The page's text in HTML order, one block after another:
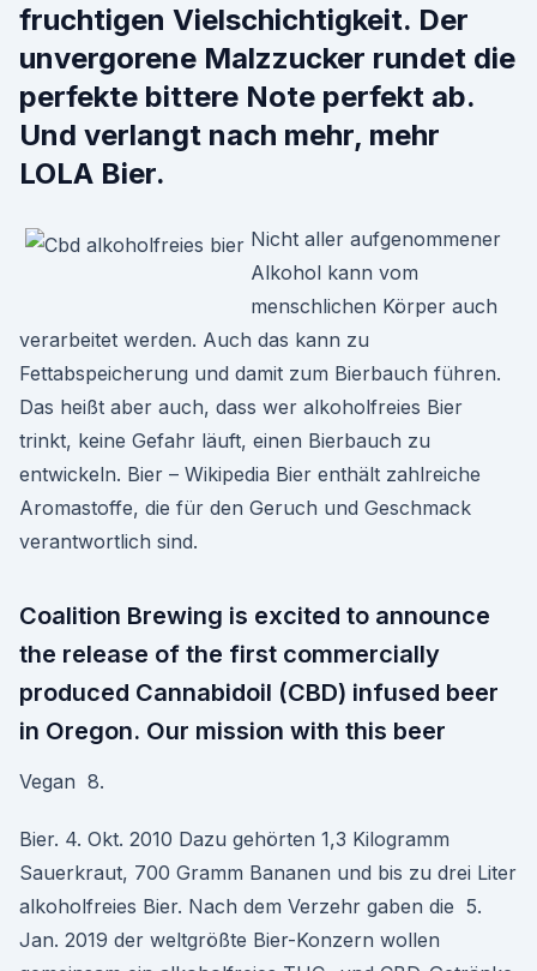
fruchtigen Vielschichtigkeit. Der
unvergorene Malzzucker rundet die
perfekte bittere Note perfekt ab.
Und verlangt nach mehr, mehr
LOLA Bier.
Nicht aller aufgenommener
Alkohol kann vom
menschlichen Körper auch
verarbeitet werden. Auch das kann zu
Fettabspeicherung und damit zum Bierbauch führen.
Das heißt aber auch, dass wer alkoholfreies Bier
trinkt, keine Gefahr läuft, einen Bierbauch zu
entwickeln. Bier – Wikipedia Bier enthält zahlreiche
Aromastoffe, die für den Geruch und Geschmack
verantwortlich sind.
Coalition Brewing is excited to announce
the release of the first commercially
produced Cannabidoil (CBD) infused beer
in Oregon. Our mission with this beer
Vegan 8.
Bier. 4. Okt. 2010 Dazu gehörten 1,3 Kilogramm
Sauerkraut, 700 Gramm Bananen und bis zu drei Liter
alkoholfreies Bier. Nach dem Verzehr gaben die 5.
Jan. 2019 der weltgrößte Bier-Konzern wollen